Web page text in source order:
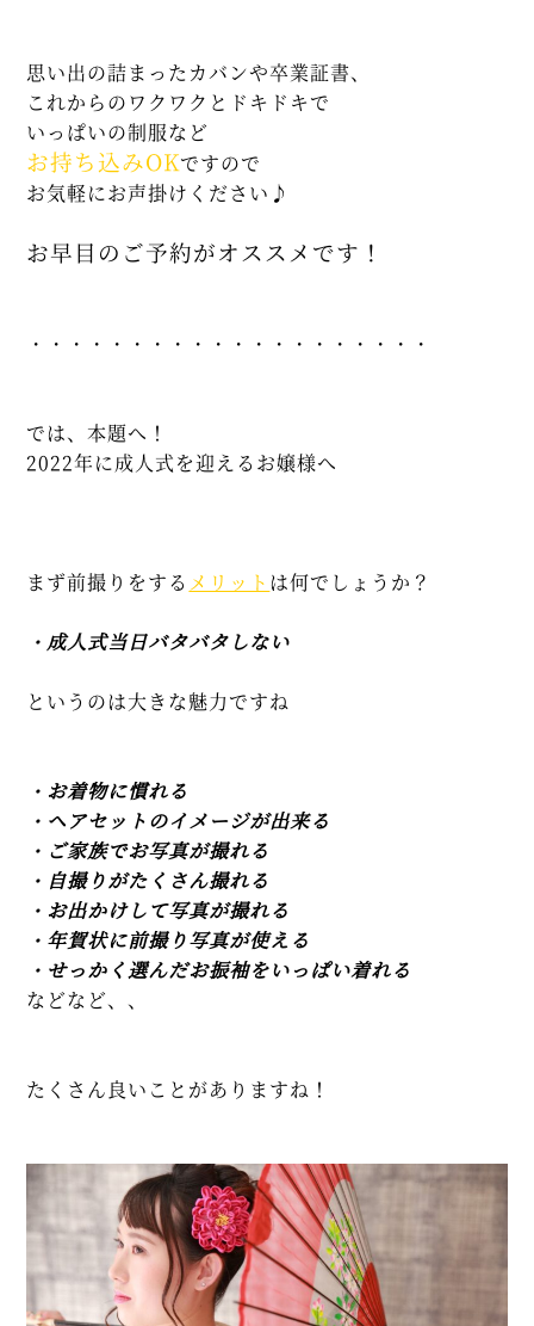
思い出の詰まったカバンや卒業証書、
これからのワクワクとドキドキで
いっぱいの制服など
お持ち込みOKですので
お気軽にお声掛けください♪
お早目のご予約がオススメです！
・・・・・・・・・・・・・・・・・・・・
では、本題へ！
2022年に成人式を迎えるお嬢様へ
まず前撮りをする メリット は何でしょうか？
・成人式当日バタバタしない
というのは大きな魅力ですね
・お着物に慣れる
・ヘアセットのイメージが出来る
・ご家族でお写真が撮れる
・自撮りがたくさん撮れる
・お出かけして写真が撮れる
・年賀状に前撮り写真が使える
・せっかく選んだお振袖をいっぱい着れる
などなど、、
たくさん良いことがありますね！